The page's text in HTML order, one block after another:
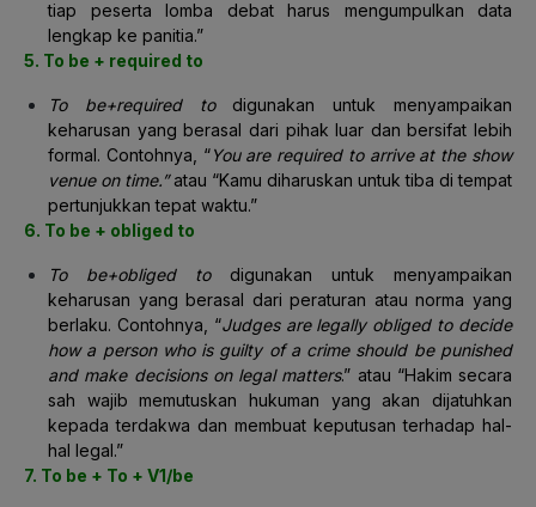
tiap peserta lomba debat harus mengumpulkan data
lengkap ke panitia.”
5. To be + required to
To be+required todigunakan untuk menyampaikan
keharusan yang berasal dari pihak luar dan bersifat lebih
formal. Contohnya, “You are required to arrive at the show
venue on time.”atau “Kamu diharuskan untuk tiba di tempat
pertunjukkan tepat waktu.”
6. To be + obliged to
To be+obliged todigunakan untuk menyampaikan
keharusan yang berasal dari peraturan atau norma yang
berlaku. Contohnya, “Judges are legally obliged to decide
how a person who is guilty of a crime should be punished
and make decisions on legal matters.” atau “Hakim secara
sah wajib memutuskan hukuman yang akan dijatuhkan
kepada terdakwa dan membuat keputusan terhadap hal-
hal legal.”
7. To be + To + V1/be